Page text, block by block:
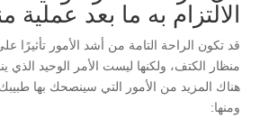
الالتزام به ما بعد عملية
قد تكون الراحة التامة من أشد الأمور تأثيرًا
منظار الكتف، ولكنها ليست الأمر الوحيد الذي
هناك المزيد من الأمور التي سينصحك بها
ومنها: